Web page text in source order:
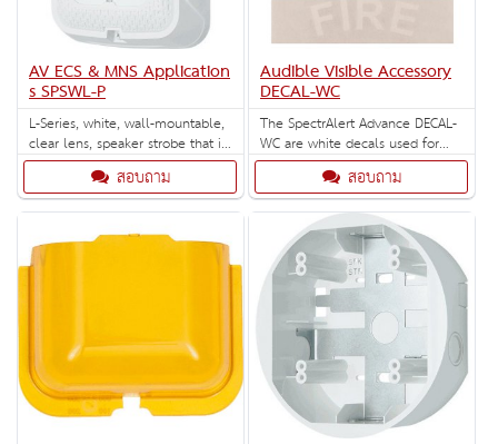
AV ECS & MNS Application
s SPSWL-P
L-Series, white, wall-mountable,
clear lens, speaker strobe that is
umarked. Selectable strobe
settings: 15, 30, 75, 95, 110,
135, and 185 cd.
สอบถาม
Audible Visible Accessory
DECAL-WC
The SpectrAlert Advance DECAL-
WC are white decals used for
our Red non-pad printed ceiling
mount devices. Each decal
comes with the following label
options: "AGENT, EVAC, ALERT or
FIRE" (15 total decals per box).
สอบถาม